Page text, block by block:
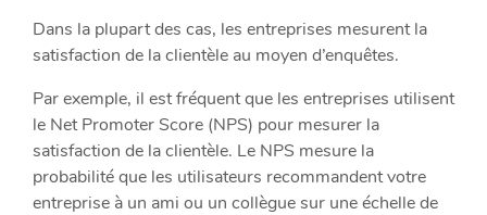
Dans la plupart des cas, les entreprises mesurent la
satisfaction de la clientèle au moyen d’enquêtes.
Par exemple, il est fréquent que les entreprises utilisent
le Net Promoter Score (NPS) pour mesurer la
satisfaction de la clientèle. Le NPS mesure la
probabilité que les utilisateurs recommandent votre
entreprise à un ami ou un collègue sur une échelle de